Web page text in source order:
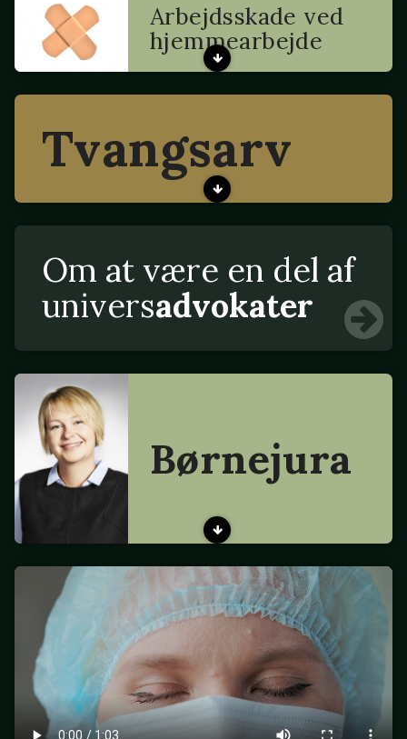
Arbejdsskade ved
hjemmearbejde
Tvangsarv
Om at være en del af
universadvokater
Børnejura